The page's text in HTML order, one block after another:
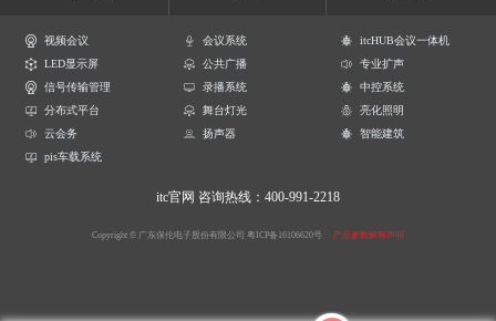
视频会议 会议系统
itcHUB会议一体机
LED显示屏
公共广播
专业扩声
信号传输管理
录播系统
中控系统
分布式平台
舞台灯光
亮化照明
云会务
扬声器
智能建筑
pis车载系统
itc官网 咨询热线：400-991-2218
Copyright © 广东保伦电子股份有限公司 粤ICP备16106620号 产品参数解释声明